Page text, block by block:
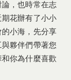
，也時常在志
花辦有了小小
小海，先分享
夥伴們帶著您
你為什麼喜歡